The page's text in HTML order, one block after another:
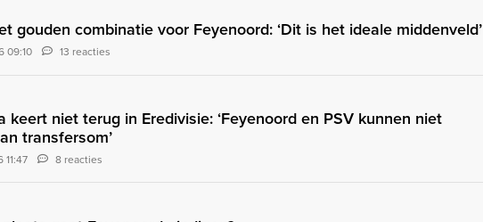
gouden combinatie voor Feyenoord: ‘Dit is het ideale middenveld’
09:10 13 reacties
keert niet terug in Eredivisie: ‘Feyenoord en PSV kunnen niet
transfersom’
8 reacties